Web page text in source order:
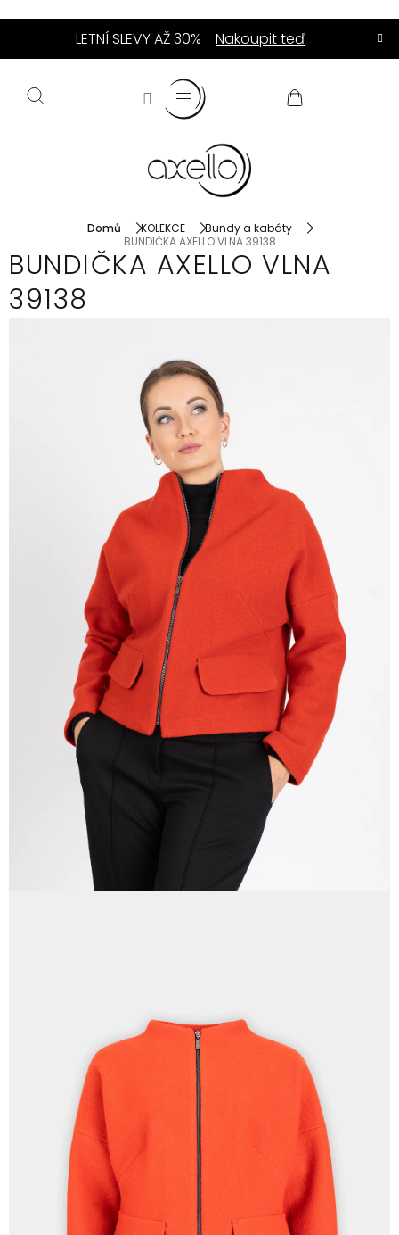
obsah
LETNÍ SLEVY AŽ 30% Nakoupit teď
Domů KOLEKCE
Bundy a kabáty
BUNDIČKA AXELLO VLNA 39138
BUNDIČKA AXELLO VLNA
39138